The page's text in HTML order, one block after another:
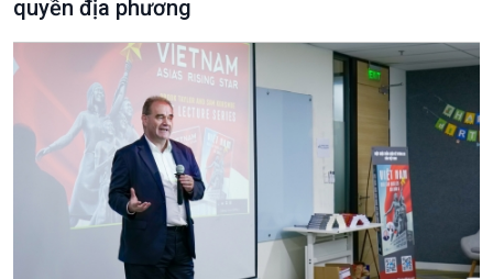
quyền địa phương